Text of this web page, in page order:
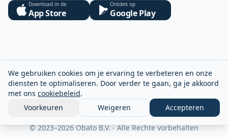
We gebruiken cookies om je ervaring te verbeteren en onze
diensten te optimaliseren. Door verder te gaan, ga je akkoord
met ons cookiebeleid.
Voorkeuren
Weigeren Accepteren
Download in de
App Store
Ontdek op
Google Play
© 2023–2026 Obato B.V. - Alle Rechte vorbehalten